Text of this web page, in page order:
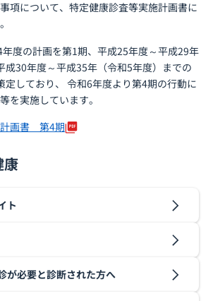
項について、特定健康診査等実施計画書に
度の計画を第1期、平成25年度～平成29年
成30年度～平成35年（令和5年度）までの
定しており、 令和6年度より第4期の行動に
を実施しています。
計画書 第4期
康
ト
が必要と診断された方へ